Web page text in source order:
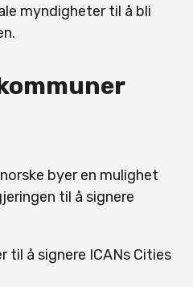
myndigheter til å bli
byer en mulighet
til å signere
til å signere ICANs Cities